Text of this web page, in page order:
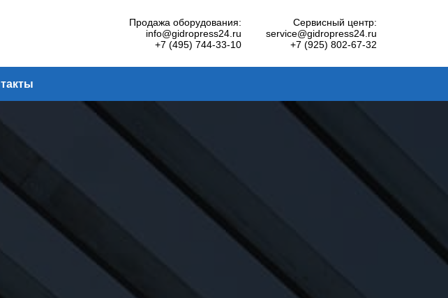
Продажа оборудования:
info@gidropress24.ru
+7 (495) 744-33-10
Сервисный центр:
service@gidropress24.ru
+7 (925) 802-67-32